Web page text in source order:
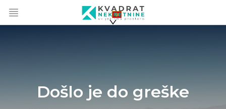
Došlo je do greške